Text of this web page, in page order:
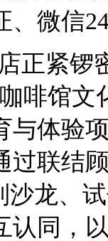
、微信
紧锣
啡馆
与体验
过联结
沙龙、
认同，